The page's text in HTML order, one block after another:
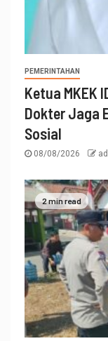
PEMERINTAHAN
Ketua MKEK
Dokter Jaga
Sosial
08/08/2026
2 min read